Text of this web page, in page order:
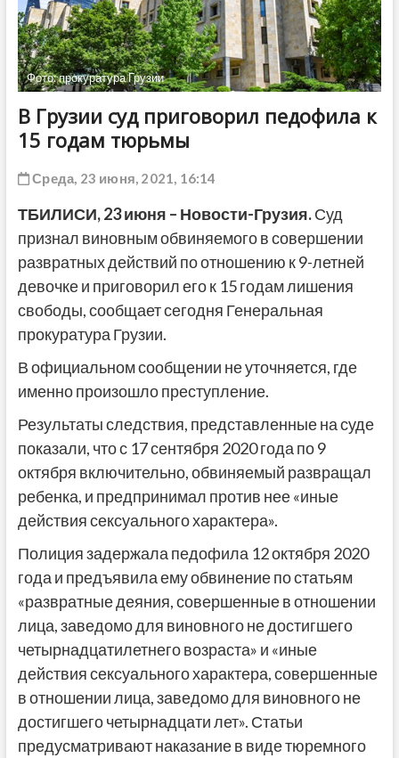
Фото: прокуратура Грузии
В Грузии суд приговорил педофила к
15 годам тюрьмы
Среда, 23 июня, 2021, 16:14
ТБИЛИСИ,23 июня – Новости-Грузия.Суд
признал виновным обвиняемого в совершении
развратных действий по отношению к 9-летней
девочке и приговорил его к 15 годам лишения
свободы, сообщает сегодня Генеральная
прокуратура Грузии.
В официальном сообщении не уточняется, где
именно произошло преступление.
Результаты следствия, представленные на суде
показали, что с 17 сентября 2020 года по 9
октября включительно, обвиняемый развращал
ребенка, и предпринимал против нее «иные
действия сексуального характера».
Полиция задержала педофила 12 октября 2020
года и предъявила ему обвинение по статьям
«развратные деяния, совершенные в отношении
лица, заведомо для виновного не достигшего
четырнадцатилетнего возраста» и «иные
действия сексуального характера, совершенные
в отношении лица, заведомо для виновного не
достигшего четырнадцати лет». Статьи
предусматривают наказание в виде тюремного